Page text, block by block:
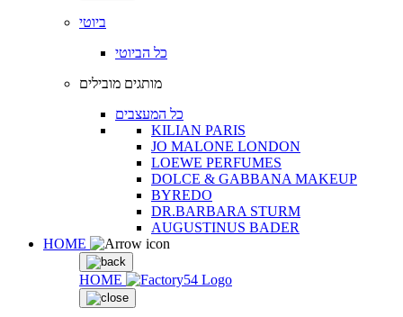
ביוטי
כל הביוטי
מותגים מובילים
כל המעצבים
KILIAN PARIS
JO MALONE LONDON
LOEWE PERFUMES
DOLCE & GABBANA MAKEUP
BYREDO
DR.BARBARA STURM
AUGUSTINUS BADER
HOME
HOME